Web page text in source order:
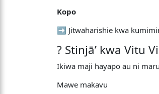
Kopo
➡️ Jitwaharishie kwa
? Stinjāʼ kwa Vitu
Ikiwa maji hayapo au ni
Mawe makavu